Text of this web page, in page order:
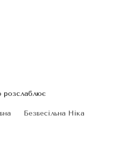
розслаблює
Безвесільна Ніка